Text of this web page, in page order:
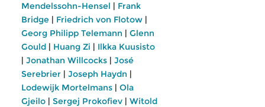
Mendelssohn-Hensel | Frank
Bridge | Friedrich von Flotow |
Georg Philipp Telemann | Glenn
Gould | Huang Zi | Ilkka Kuusisto
| Jonathan Willcocks | José
Serebrier | Joseph Haydn |
Lodewijk Mortelmans | Ola
Gjeilo | Sergej Prokofiev | Witold